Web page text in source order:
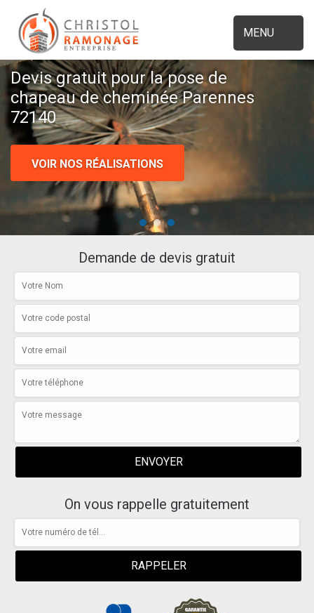
MENU
Devis gratuit pour la pose de
chapeau de cheminée Parennes
72140
VOIR NOS RÉALISATIONS
Demande de devis gratuit
On vous rappelle gratuitement